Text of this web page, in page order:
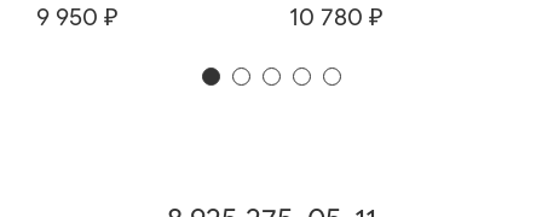
9 950 ₽ 10 780 ₽